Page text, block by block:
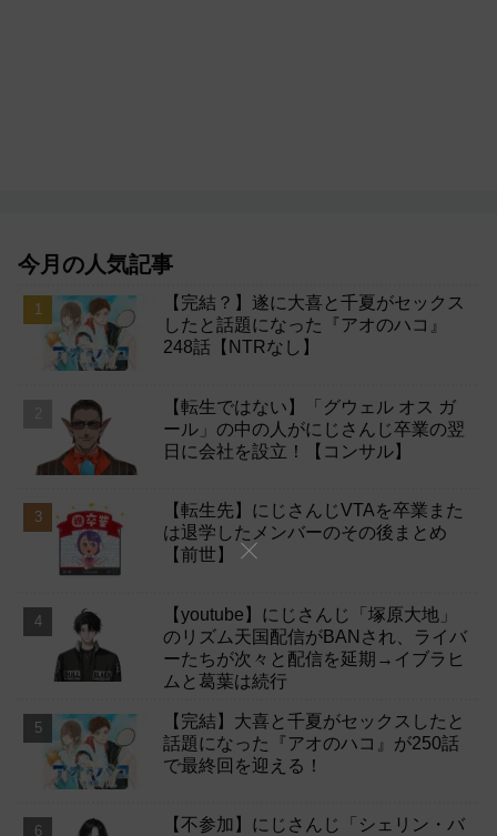
今月の人気記事
【完結？】遂に大喜と千夏がセックス
したと話題になった『アオのハコ』
248話【NTRなし】
【転生ではない】「グウェル オス ガ
ール」の中の人がにじさんじ卒業の翌
日に会社を設立！【コンサル】
【転生先】にじさんじVTAを卒業また
は退学したメンバーのその後まとめ
【前世】
【youtube】にじさんじ「塚原大地」
のリズム天国配信がBANされ、ライバ
ーたちが次々と配信を延期→イブラヒ
ムと葛葉は続行
【完結】大喜と千夏がセックスしたと
話題になった『アオのハコ』が250話
で最終回を迎える！
【不参加】にじさんじ「シェリン・バ